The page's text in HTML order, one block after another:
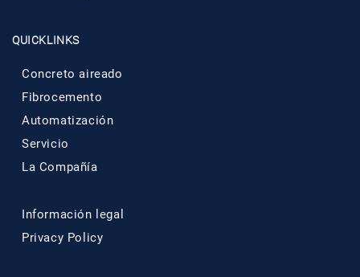
QUICKLINKS
Concreto aireado
Fibrocemento
Automatización
Servicio
La Compañía
Información legal
Privacy Policy